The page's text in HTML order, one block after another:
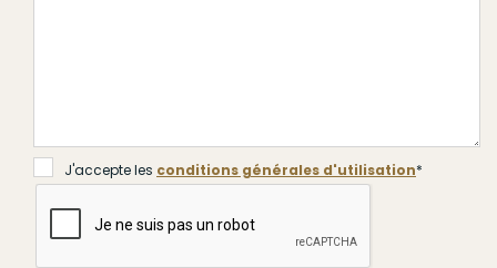
J'accepte lesconditions générales d'utilisation*
J'accepte les conditions générales d'utilisation*